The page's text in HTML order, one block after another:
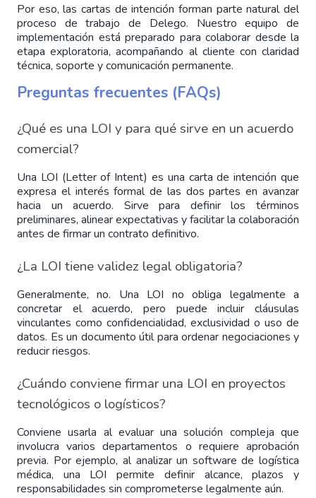
Por eso, las cartas de intención forman parte natural del
proceso de trabajo de Delego. Nuestro equipo de
implementación está preparado para colaborar desde la
etapa exploratoria, acompañando al cliente con claridad
técnica, soporte y comunicación permanente.
Preguntas frecuentes (FAQs)
¿Qué es una LOI y para qué sirve en un acuerdo
comercial?
Una LOI (Letter of Intent) es una carta de intención que
expresa el interés formal de las dos partes en avanzar
hacia un acuerdo. Sirve para definir los términos
preliminares, alinear expectativas y facilitar la colaboración
antes de firmar un contrato definitivo.
¿La LOI tiene validez legal obligatoria?
Generalmente, no. Una LOI no obliga legalmente a
concretar el acuerdo, pero puede incluir cláusulas
vinculantes como confidencialidad, exclusividad o uso de
datos. Es un documento útil para ordenar negociaciones y
reducir riesgos.
¿Cuándo conviene firmar una LOI en proyectos
tecnológicos o logísticos?
Conviene usarla al evaluar una solución compleja que
involucra varios departamentos o requiere aprobación
previa. Por ejemplo, al analizar un software de logística
médica, una LOI permite definir alcance, plazos y
responsabilidades sin comprometerse legalmente aún.